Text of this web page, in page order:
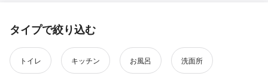
タイプで絞り込む
トイレ キッチン お風呂 洗面所